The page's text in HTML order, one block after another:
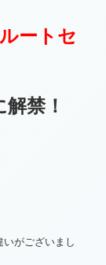
ートセ
禁！
がございまし